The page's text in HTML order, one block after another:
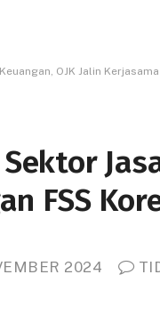
OJK Jalin
FSS
2024